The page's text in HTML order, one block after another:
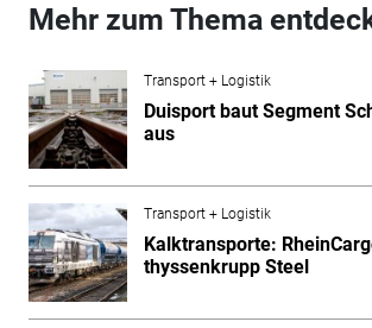
Mehr zum Thema
Transport + Logistik
Duisport baut Segment
aus
Transport + Logistik
Kalktransporte:
thyssenkrupp Steel